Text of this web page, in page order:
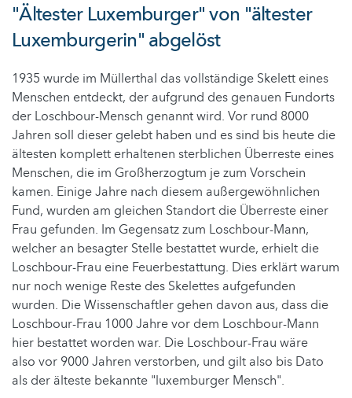
"Ältester Luxemburger" von "ältester
Luxemburgerin" abgelöst
1935 wurde im Müllerthal das vollständige Skelett eines
Menschen entdeckt, der aufgrund des genauen Fundorts
der Loschbour-Mensch genannt wird. Vor rund 8000
Jahren soll dieser gelebt haben und es sind bis heute die
ältesten komplett erhaltenen sterblichen Überreste eines
Menschen, die im Großherzogtum je zum Vorschein
kamen. Einige Jahre nach diesem außergewöhnlichen
Fund, wurden am gleichen Standort die Überreste einer
Frau gefunden. Im Gegensatz zum Loschbour-Mann,
welcher an besagter Stelle bestattet wurde, erhielt die
Loschbour-Frau eine Feuerbestattung. Dies erklärt warum
nur noch wenige Reste des Skelettes aufgefunden
wurden. Die Wissenschaftler gehen davon aus, dass die
Loschbour-Frau 1000 Jahre vor dem Loschbour-Mann
hier bestattet worden war. Die Loschbour-Frau wäre
also vor 9000 Jahren verstorben, und gilt also bis Dato
als der älteste bekannte "luxemburger Mensch".